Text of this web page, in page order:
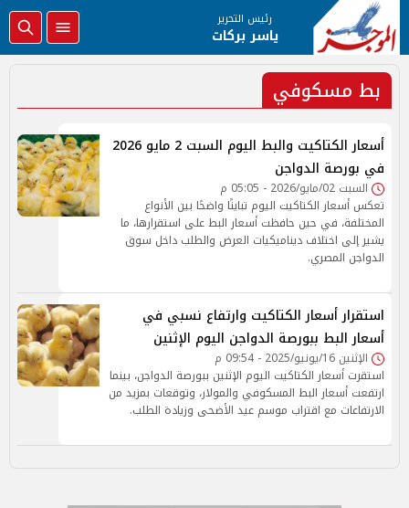
رئيس التحرير
ياسر بركات
بط مسكوفي
أسعار الكتاكيت والبط اليوم السبت 2 مايو 2026
في بورصة الدواجن
السبت 02/مايو/2026 - 05:05 م
تعكس أسعار الكتاكيت اليوم تباينًا واضحًا بين الأنواع
المختلفة، في حين حافظت أسعار البط على استقرارها، ما
يشير إلى اختلاف ديناميكيات العرض والطلب داخل سوق
الدواجن المصري.
استقرار أسعار الكتاكيت وارتفاع نسبي في
أسعار البط ببورصة الدواجن اليوم الإثنين
الإثنين 16/يونيو/2025 - 09:54 م
استقرت أسعار الكتاكيت اليوم الإثنين ببورصة الدواجن، بينما
ارتفعت أسعار البط المسكوفي والمولار، وتوقعات بمزيد من
الارتفاعات مع اقتراب موسم عيد الأضحى وزيادة الطلب.